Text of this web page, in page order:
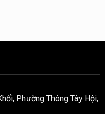
Phường Thông Tây Hội,